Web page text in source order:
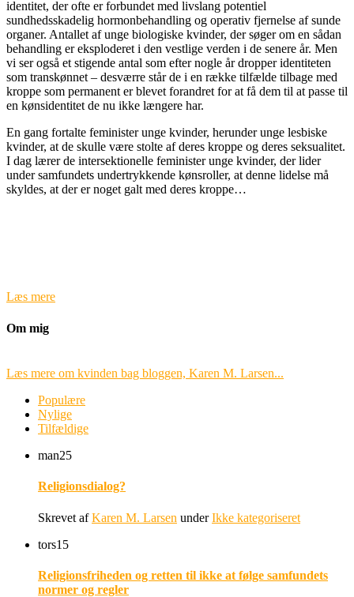
identitet, der ofte er forbundet med livslang potentiel
sundhedsskadelig hormonbehandling og operativ fjernelse af sunde
organer. Antallet af unge biologiske kvinder, der søger om en sådan
behandling er eksploderet i den vestlige verden i de senere år. Men
vi ser også et stigende antal som efter nogle år dropper identiteten
som transkønnet – desværre står de i en række tilfælde tilbage med
kroppe som permanent er blevet forandret for at få dem til at passe til
en kønsidentitet de nu ikke længere har.
En gang fortalte feminister unge kvinder, herunder unge lesbiske
kvinder, at de skulle være stolte af deres kroppe og deres seksualitet.
I dag lærer de intersektionelle feminister unge kvinder, der lider
under samfundets undertrykkende kønsroller, at denne lidelse må
skyldes, at der er noget galt med deres kroppe…
Læs mere
Om mig
Læs mere om kvinden bag bloggen, Karen M. Larsen...
Populære
Nylige
Tilfældige
man25
Religionsdialog?
Skrevet afKaren M. Larsen underIkke kategoriseret
tors15
Religionsfriheden og retten til ikke at følge samfundets
normer og regler